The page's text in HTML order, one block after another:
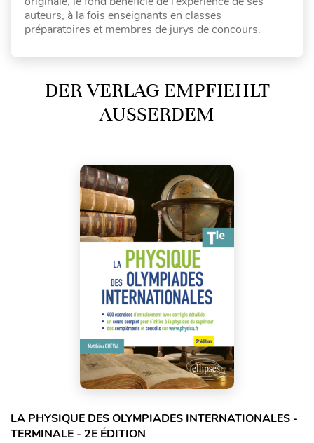
auteurs, à la fois enseignants en classes
préparatoires et membres de jurys de concours.
DER VERLAG EMPFIEHLT
AUSSERDEM
LA PHYSIQUE DES OLYMPIADES INTERNATIONALES -
TERMINALE - 2E ÉDITION